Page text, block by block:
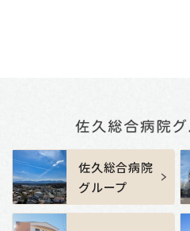
佐久総合病院
グループ